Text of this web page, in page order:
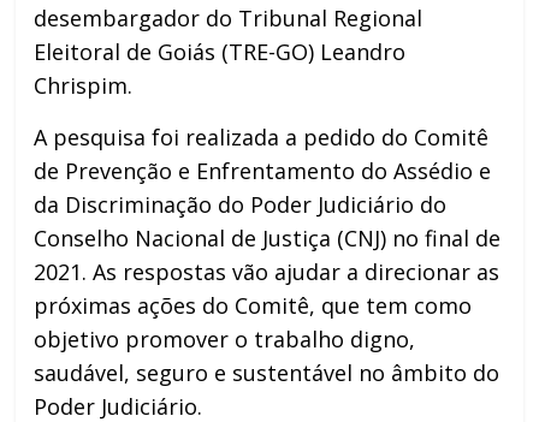
desembargador do Tribunal Regional
Eleitoral de Goiás (TRE-GO) Leandro
Chrispim.
A pesquisa foi realizada a pedido do Comitê
de Prevenção e Enfrentamento do Assédio e
da Discriminação do Poder Judiciário do
Conselho Nacional de Justiça (CNJ) no final de
2021. As respostas vão ajudar a direcionar as
próximas ações do Comitê, que tem como
objetivo promover o trabalho digno,
saudável, seguro e sustentável no âmbito do
Poder Judiciário.